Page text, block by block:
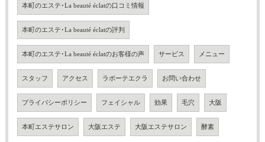
本町のエステ･La beauté éclatの口コミ情報
本町のエステ･La beauté éclatの評判
本町のエステ･La beauté éclatのお客様の声 サービス メニュー
スタッフ アクセス ラボーテエクラ お問い合わせ
プライバシーポリシー フェイシャル 効果 毛穴 大阪
本町エステサロン 大阪エステ 大阪エステサロン 酵素